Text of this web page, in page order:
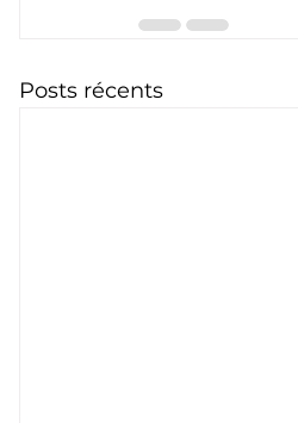
Posts récents